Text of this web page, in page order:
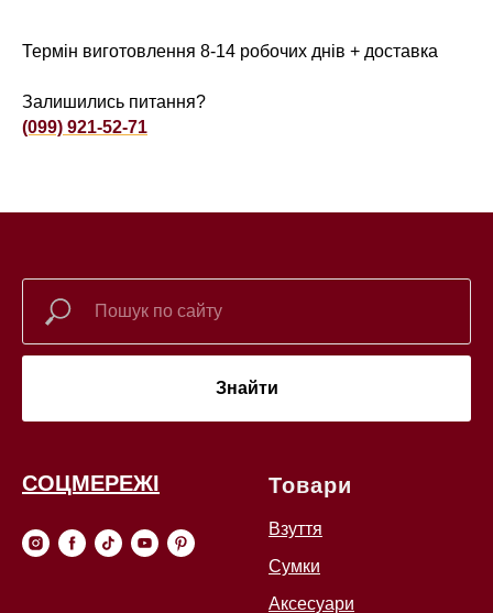
Термін виготовлення 8-14 робочих днів + доставка
Залишились питання?
(099) 921-52-71
Знайти
СОЦМЕРЕЖІ Товари
Взуття
Сумки
Аксесуари